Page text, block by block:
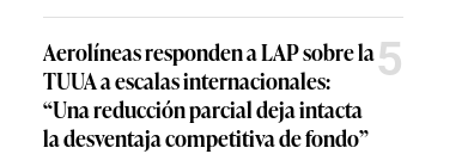
Aerolíneas responden a LAP sobre la
TUUA a escalas internacionales:
“Una reducción parcial deja intacta
la desventaja competitiva de fondo”
5